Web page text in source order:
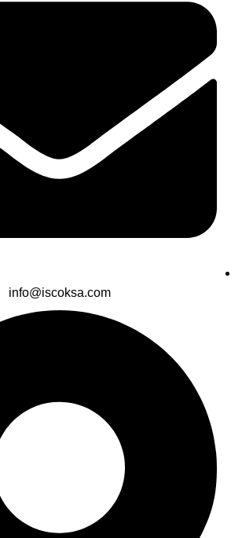
info@iscoksa.com